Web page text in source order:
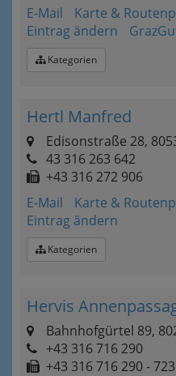
E-Mail
Karte &
Eintrag ändern
Kategorien
Hertl Manfred
Edisonstraße 28,
43 316 263 642
+43 316 272 906
E-Mail
Karte &
Eintrag ändern
Kategorien
Hervis
Bahnhofgürtel 89,
+43 316 716 290
+43 316 716 290 - 723